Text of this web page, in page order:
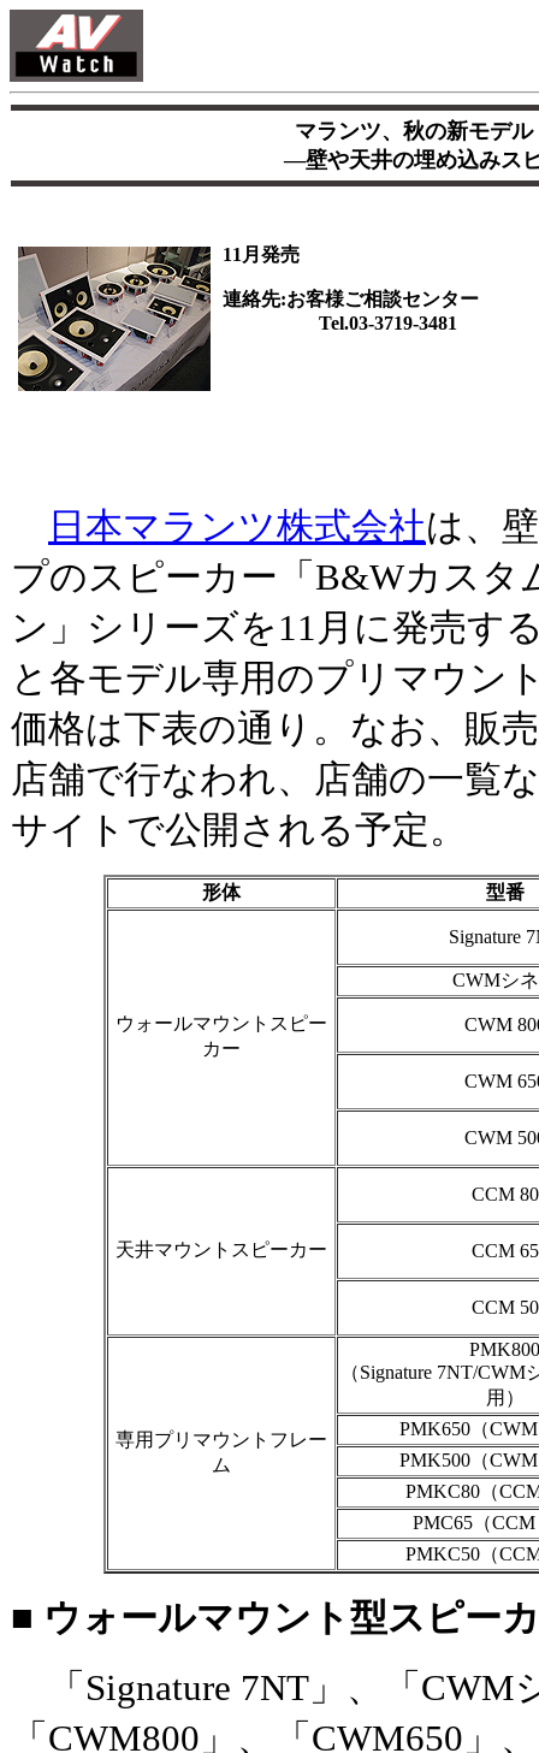
マランツ、秋の新モデ
―壁や天井の埋め込みス
11月発売
連絡先:お客様ご相談センター
Tel.03-3719-3481
日本マランツ株式会社は、
プのスピーカー「B&Wカスタ
ン」シリーズを11月に発売す
と各モデル専用のプリマウン
価格は下表の通り。なお、販
店舗で行なわれ、店舗の一覧
サイトで公開される予定。
形体 型番
ウォールマウントスピー
カー
Signature
CWMシ
CWM
CWM
CWM
天井マウントスピーカー
CCM 80
CCM 65
CCM 50
専用プリマウントフレー
ム
PMK800
（Signature 7NT/CWM
用）
PMK650（
PMK500（
PMKC80（
PMC65（
PMKC50（
■ ウォールマウント型スピー
「Signature 7NT」、「CWM
「CWM800」、「CWM650」